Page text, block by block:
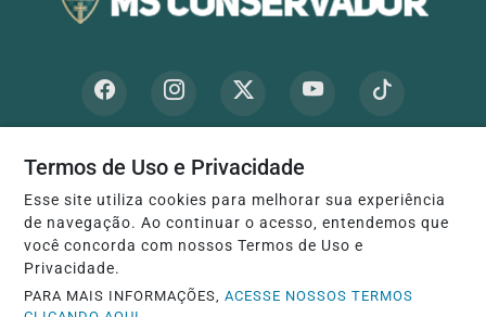
EXPEDIENTE TERMOS DE USO E PRIVACIDADE |
FAQ | CONTATO
Termos de Uso e Privacidade
Esse site utiliza cookies para melhorar sua experiência
de navegação. Ao continuar o acesso, entendemos que
você concorda com nossos Termos de Uso e
Privacidade.
PARA MAIS INFORMAÇÕES,ACESSE NOSSOS TERMOS